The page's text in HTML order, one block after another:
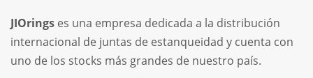
JIOrings es una empresa dedicada a la distribución
internacional de juntas de estanqueidad y cuenta con
uno de los stocks más grandes de nuestro país.